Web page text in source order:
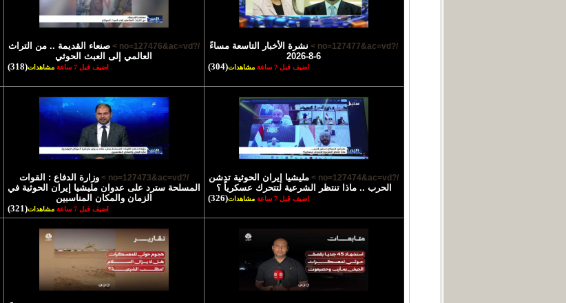
/?no=127477&ac=vd >
نشرة الأخبار التاسعة مساءً
6-8-2026
اضيف قبل 7 ساعة مشاهدات(304)
/?no=127476&ac=vd >
صنعاء القديمة .. من التراث
العالمي إلى العبث الحوثي
اضيف قبل 7 ساعة مشاهدات(318)
/?no=127474&ac=vd >
مليشيا إيران الحوثية تدشن
الحرب .. ماذا تنتظر الشرعية لتتحرك عسكرياً ؟
اضيف قبل 7 ساعة مشاهدات(326)
/?no=127473&ac=vd >
وزارة الدفاع : القوات
المسلحة سترد على عدوان مليشيا إيران الحوثية في
الزمان والمكان المناسبين
اضيف قبل 7 ساعة مشاهدات(321)